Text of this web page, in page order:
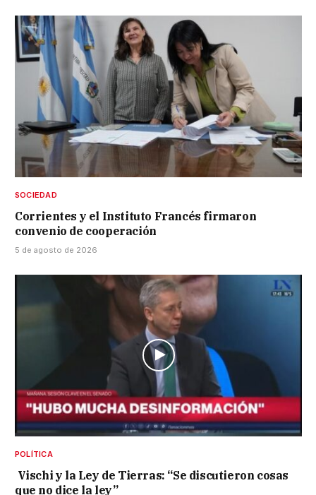
SOCIEDAD
Corrientes y el Instituto Francés firmaron
convenio de cooperación
5 de agosto de 2026
POLÍTICA
Vischi y la Ley de Tierras: “Se discutieron cosas
que no dice la ley”